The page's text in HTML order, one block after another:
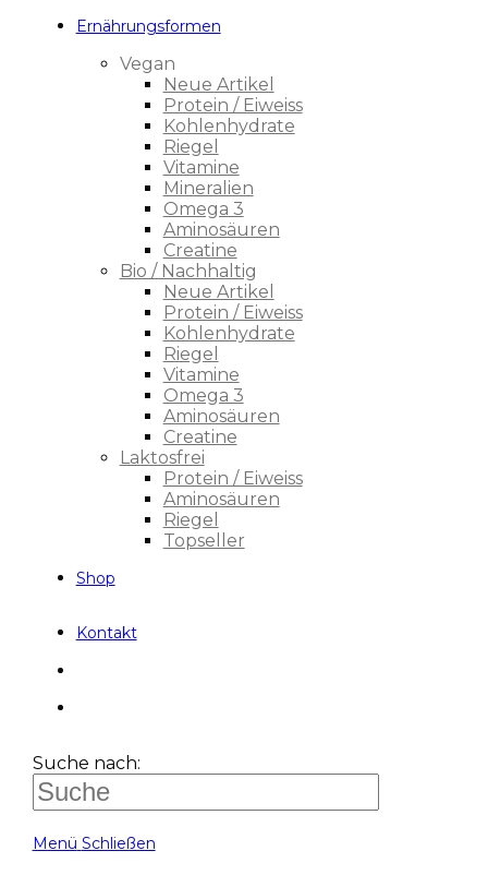
Ernährungsformen
Vegan
Neue Artikel
Protein / Eiweiss
Kohlenhydrate
Riegel
Vitamine
Mineralien
Omega 3
Aminosäuren
Creatine
Bio / Nachhaltig
Neue Artikel
Protein / Eiweiss
Kohlenhydrate
Riegel
Vitamine
Omega 3
Aminosäuren
Creatine
Laktosfrei
Protein / Eiweiss
Aminosäuren
Riegel
Topseller
Shop
Kontakt
Suche nach:
Menü Schließen